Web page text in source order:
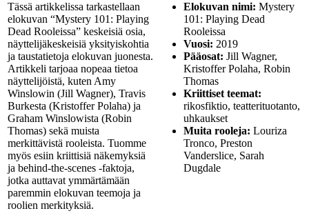
Tässä artikkelissa tarkastellaan
elokuvan “Mystery 101: Playing
Dead Rooleissa” keskeisiä osia,
näyttelijäkeskeisiä yksityiskohtia
ja taustatietoja elokuvan juonesta.
Artikkeli tarjoaa nopeaa tietoa
näyttelijöistä, kuten Amy
Winslowin (Jill Wagner), Travis
Burkesta (Kristoffer Polaha) ja
Graham Winslowista (Robin
Thomas) sekä muista
merkittävistä rooleista. Tuomme
myös esiin kriittisiä näkemyksiä
ja behind-the-scenes -faktoja,
jotka auttavat ymmärtämään
paremmin elokuvan teemoja ja
roolien merkityksiä.
Elokuvan nimi: Mystery
101: Playing Dead
Rooleissa
Vuosi: 2019
Pääosat: Jill Wagner,
Kristoffer Polaha, Robin
Thomas
Kriittiset teemat:
rikosfiktio, teatterituotanto,
uhkaukset
Muita rooleja: Louriza
Tronco, Preston
Vanderslice, Sarah
Dugdale